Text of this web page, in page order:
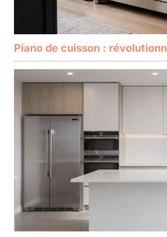
Piano de cuisson :